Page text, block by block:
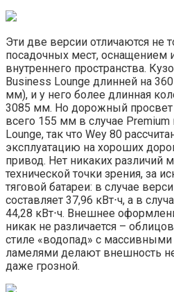
Эти две версии отличаются не
посадочных мест, оснащением
внутреннего пространства.
Business Lounge длинней на
мм), и у него более длинная
3085 мм. Но дорожный просвет
всего 155 мм в случае
Lounge, так что Wey 80
эксплуатацию на хороших
привод. Нет никаких различий
технической точки зрения, за
тяговой батареи: в случае
составляет 37,96 кВт⋅ч, а в
44,28 кВт⋅ч. Внешнее
никак не различается –
стиле «водопад» с
ламелями делают внешность
даже грозной.